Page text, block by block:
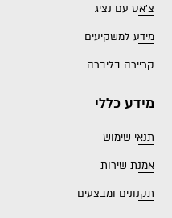
צ'אט עם נציג
מידע למשקיעים
קריירה בליברה
מידע כללי
תנאי שימוש
אמנת שירות
תקנונים ומבצעים